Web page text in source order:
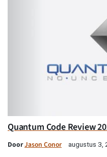
Quantum Code Review
DoorJason Conor augustus 3,